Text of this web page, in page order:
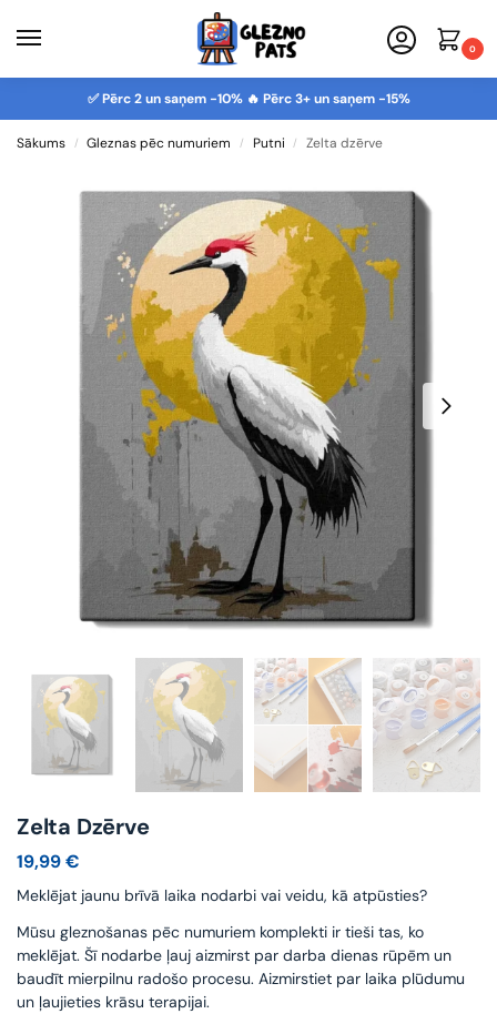
0
✅ Pērc 2 un saņem -10% 🔥 Pērc 3+ un saņem -15%
Sākums / Gleznas pēc numuriem / Putni / Zelta dzērve
Zelta Dzērve
19,99€
Meklējat jaunu brīvā laika nodarbi vai veidu, kā atpūsties?
Mūsu gleznošanas pēc numuriem komplekti ir tieši tas, ko
meklējat. Šī nodarbe ļauj aizmirst par darba dienas rūpēm un
baudīt mierpilnu radošo procesu. Aizmirstiet par laika plūdumu
un ļaujieties krāsu terapijai.